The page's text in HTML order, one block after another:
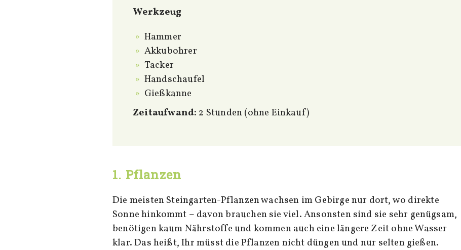
Werkzeug
Hammer
Akkubohrer
Tacker
Handschaufel
Gießkanne
Zeitaufwand: 2 Stunden (ohne Einkauf)
1. Pflanzen
Die meisten Steingarten-Pflanzen wachsen im Gebirge nur dort, wo direkte
Sonne hinkommt – davon brauchen sie viel. Ansonsten sind sie sehr genügsam,
benötigen kaum Nährstoffe und kommen auch eine längere Zeit ohne Wasser
klar. Das heißt, Ihr müsst die Pflanzen nicht düngen und nur selten gießen.